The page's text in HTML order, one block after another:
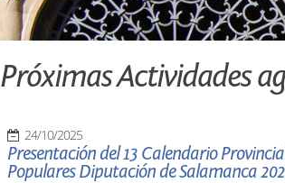
Próximas Actividades
24/10/2025
Presentación del 13 Calendario
Populares Diputación de Salamanca